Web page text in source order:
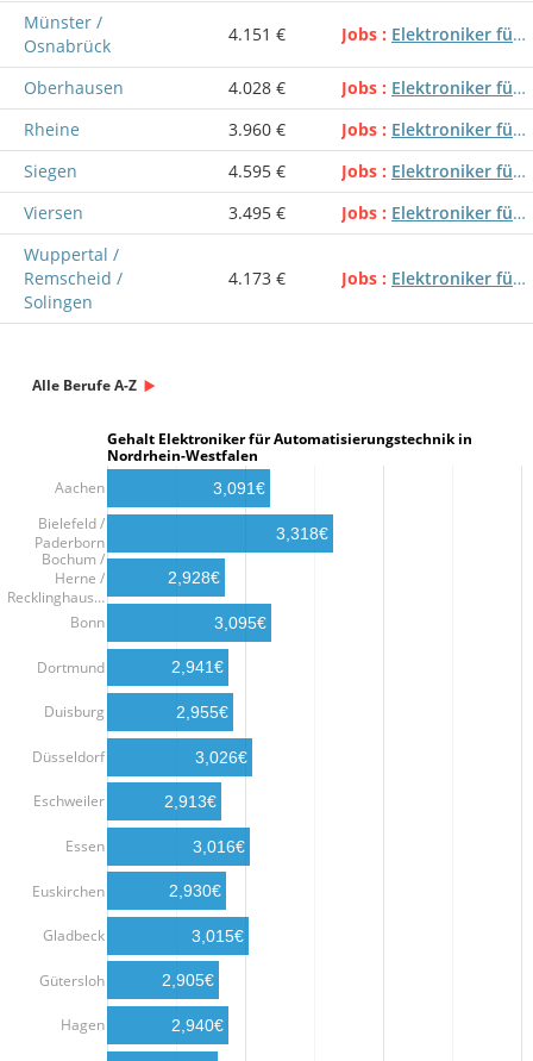
Münster /
Osnabrück
4.151 € Jobs Elektroniker für Automatisierungstechnik
Oberhausen 4.028 € Jobs
Elektroniker für Automatisierungstechnik
Rheine
3.960 € Jobs
Elektroniker für Automatisierungstechnik
Siegen
4.595 € Jobs
Elektroniker für Automatisierungstechnik
Viersen
3.495 € Jobs
Elektroniker für Automatisierungstechnik
Wuppertal /
Remscheid /
Solingen
4.173 € Jobs Elektroniker für Automatisierungstechnik
Alle Berufe A-Z
Gehalt Elektroniker für Automatisierungstechnik in
Nordrhein-Westfalen
Aachen
Bielefeld /
Paderborn
Bochum /
Herne /
Recklinghaus…
Bonn
Dortmund
Duisburg
Düsseldorf
Eschweiler
Essen
Euskirchen
Gladbeck
Gütersloh
Hagen
3,091€
3,318€
2,928€
3,095€
2,941€
2,955€
3,026€
2,913€
3,016€
2,930€
3,015€
2,905€
2,940€